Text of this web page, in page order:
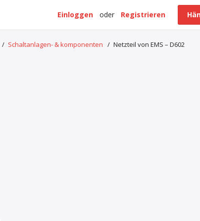
Registrieren
oder
Einloggen
/ Schaltanlagen- & komponenten / Netzteil von EMS – D602